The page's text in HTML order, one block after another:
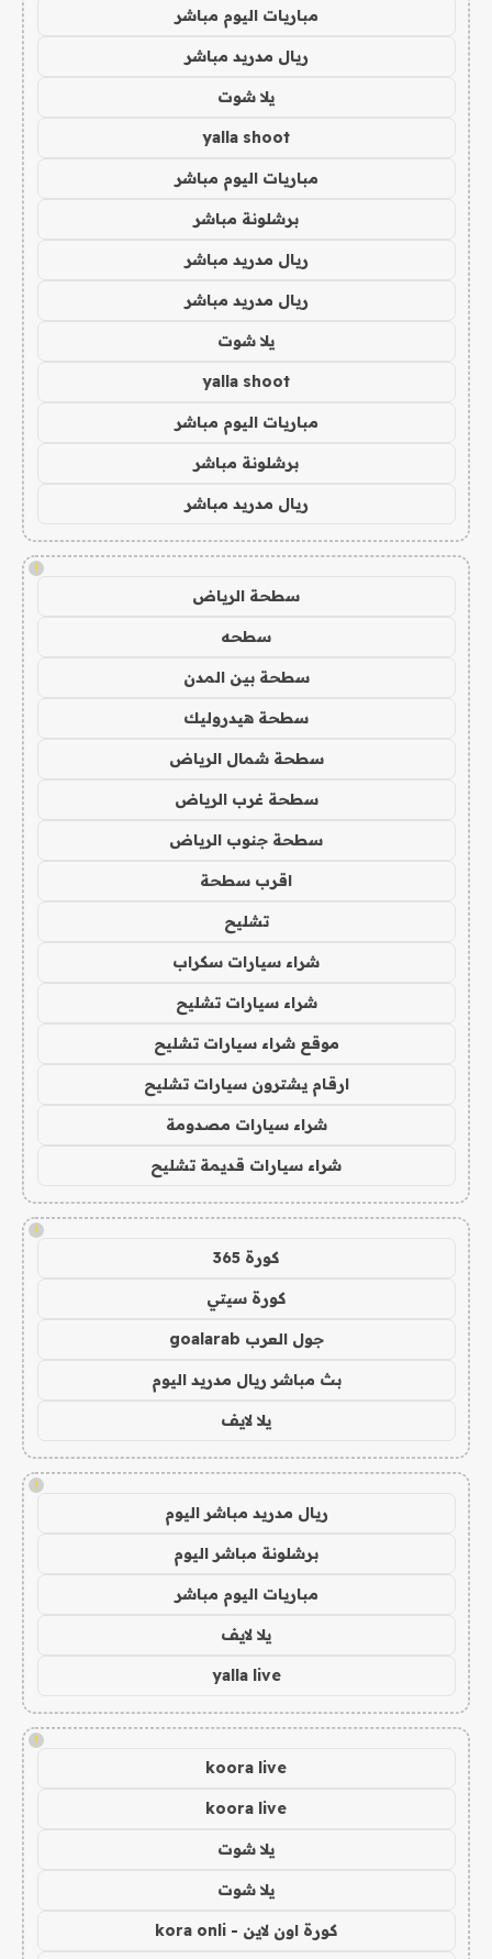
مباريات اليوم مباشر
ريال مدريد مباشر
يلا شوت
yalla shoot
مباريات اليوم مباشر
برشلونة مباشر
ريال مدريد مباشر
ريال مدريد مباشر
يلا شوت
yalla shoot
مباريات اليوم مباشر
برشلونة مباشر
ريال مدريد مباشر
!
سطحة الرياض
سطحه
سطحة بين المدن
سطحة هيدروليك
سطحة شمال الرياض
سطحة غرب الرياض
سطحة جنوب الرياض
اقرب سطحة
تشليح
شراء سيارات سكراب
شراء سيارات تشليح
موقع شراء سيارات تشليح
ارقام يشترون سيارات تشليح
شراء سيارات مصدومة
شراء سيارات قديمة تشليح
!
كورة 365
كورة سيتي
جول العرب goalarab
بث مباشر ريال مدريد اليوم
يلا لايف
!
ريال مدريد مباشر اليوم
برشلونة مباشر اليوم
مباريات اليوم مباشر
يلا لايف
yalla live
!
koora live
koora live
يلا شوت
يلا شوت
كورة اون لاين - kora onli